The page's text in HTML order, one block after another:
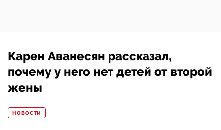
Карен Аванесян рассказал,
почему у него нет детей от второй
жены
НОВОСТИ